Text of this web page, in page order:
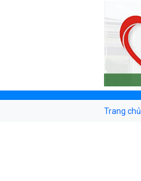
Trang chủ